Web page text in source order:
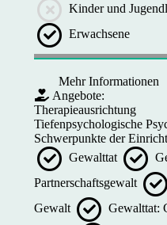
Kinder und
Erwachsene
Mehr Informationen
Angebote:
Therapieausrichtung
Tiefenpsychologische
Schwerpunkte der
Gewalttat
Partnerschaftsgewalt
Gewalt
Gewalttat: